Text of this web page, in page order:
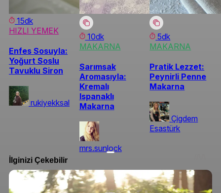
15dk
HIZLI YEMEK
Enfes Sosuyla:
Yoğurt Soslu
Tavuklu Siron
rukiyekksal
10dk
MAKARNA
Sarımsak
Aromasıyla:
Kremalı
Ispanaklı
Makarna
mrs.sunlock
5dk
MAKARNA
Pratik Lezzet:
Peynirli Penne
Makarna
Çigdem
Esastürk